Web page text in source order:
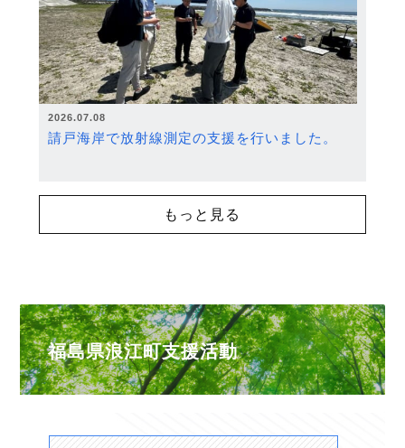
2026.07.08
請戸海岸で放射線測定の支援を行いました。
もっと見る
福島県浪江町支援活動